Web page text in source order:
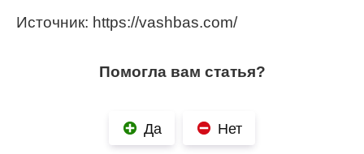
Источник: https://vashbas.com/
Помогла вам статья?
Да Нет